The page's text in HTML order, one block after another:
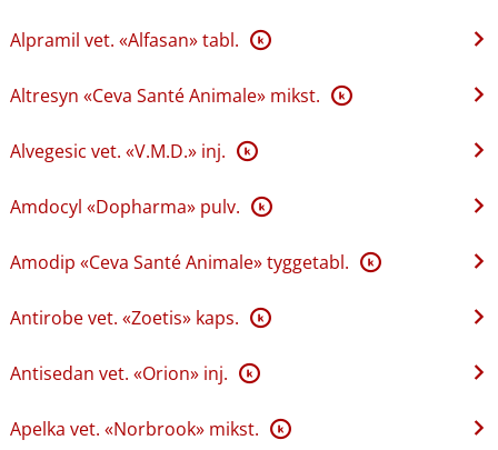
Alpramil vet. «Alfasan» tabl. K
Altresyn «Ceva Santé Animale» mikst. K
Alvegesic vet. «V.M.D.» inj. K
Amdocyl «Dopharma» pulv. K
Amodip «Ceva Santé Animale» tyggetabl. K
Antirobe vet. «Zoetis» kaps. K
Antisedan vet. «Orion» inj. K
Apelka vet. «Norbrook» mikst. K